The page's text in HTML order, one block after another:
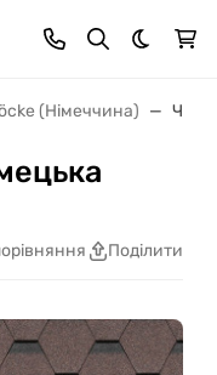
Dark
(Німеччина)
Поділитися